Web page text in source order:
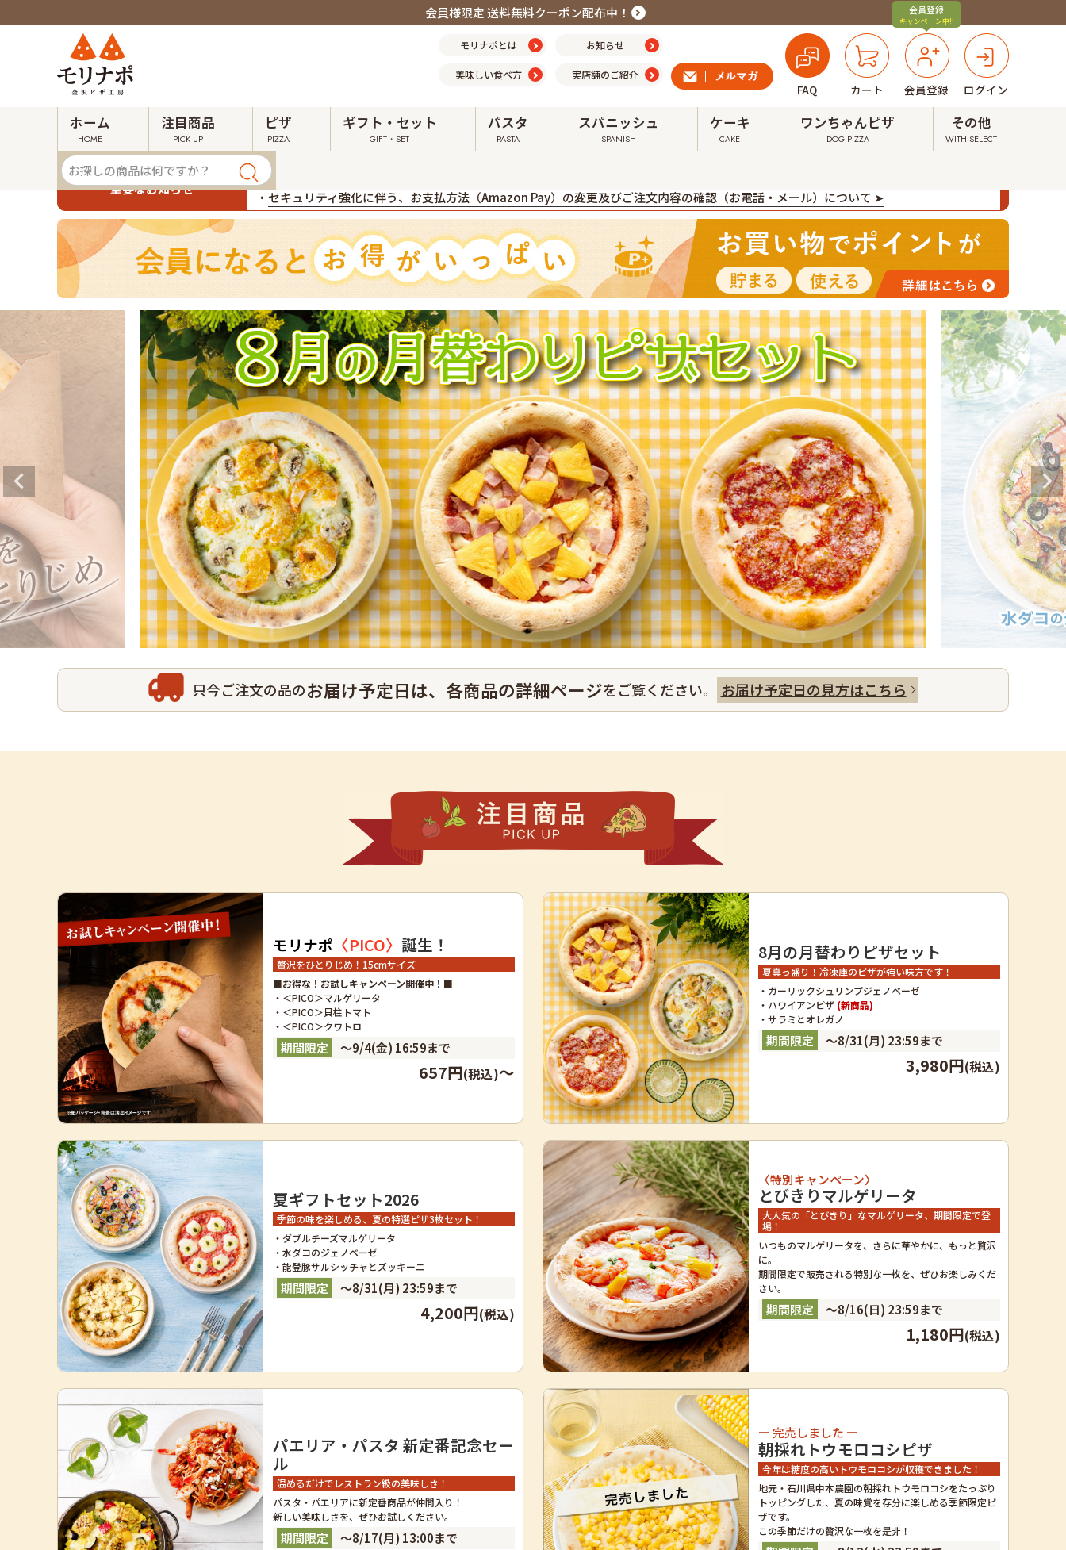
会員様限定 送料無料クーポン配布中！
モリナポとは お知らせ
美味しい食べ方 実店舗のご紹介
FAQ カート 会員登録
会員登録
キャンペーン中!!
ログイン
ホーム
HOME
注目商品
PICK UP
ピザ
PIZZA
ギフト・セット
GIFT・SET
パスタ
PASTA
スパニッシュ
SPANISH
ケーキ
CAKE
ワンちゃんピザ
DOG PIZZA
その他
WITH SELECT
重要なお知らせ
・令和８年熊本地震の影響による配送への影響について ➤
・ セキュリティ強化に伴う、お支払方法（Amazon Pay）の変更及びご注文内容の確認（お電話・メール）について ➤
只今ご注文の品のお届け予定日は、各商品の詳細ページをご覧ください。 お届け予定日の見方はこちら
モリナポ 〈PICO〉 誕生！
贅沢をひとりじめ！15cmサイズ
■お得な！お試しキャンペーン開催中！■
・＜PICO＞マルゲリータ
・＜PICO＞貝柱トマト
・＜PICO＞クワトロ
～9/4(金) 16:59まで
657円(税込)～
8月の月替わりピザセット
夏真っ盛り！冷凍庫のピザが強い味方です！
・ガーリックシュリンプジェノベーゼ
・ハワイアンピザ (新商品)
・サラミとオレガノ
～8/31(月) 23:59まで
3,980円(税込)
夏ギフトセット2026
季節の味を楽しめる、夏の特選ピザ3枚セット！
・ダブルチーズマルゲリータ
・水ダコのジェノベーゼ
・能登豚サルシッチャとズッキーニ
～8/31(月) 23:59まで
4,200円(税込)
〈特別キャンペーン〉
とびきりマルゲリータ
大人気の「とびきり」なマルゲリータ、期間限定で登
場！
いつものマルゲリータを、さらに華やかに、もっと贅沢
に。
期間限定で販売される特別な一枚を、ぜひお楽しみくだ
さい。
～8/16(日) 23:59まで
1,180円(税込)
パエリア・パスタ 新定番記念セー
ル
温めるだけでレストラン級の美味しさ！
パスタ・パエリアに新定番商品が仲間入り！
新しい美味しさを、ぜひお試しください。
～8/17(月) 13:00まで
ー 完売しました ー
朝採れトウモロコシピザ
今年は糖度の高いトウモロコシが収穫できました！
地元・石川県中本農園の朝採れトウモロコシをたっぷり
トッピングした、夏の味覚を存分に楽しめる季節限定ピ
ザです。
この季節だけの贅沢な一枚を是非！